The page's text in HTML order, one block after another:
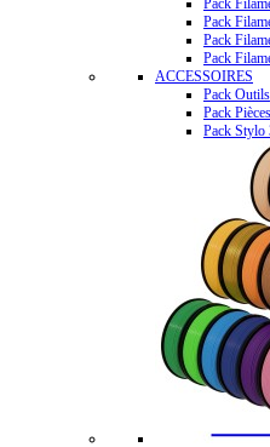
Pack
Pack
Pack
Pack
ACCESSOIRES
Pack Outils
Pack
Pack Stylo